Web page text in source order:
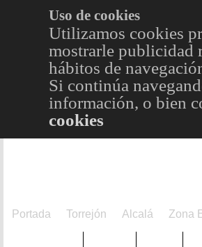
Uso de cookies
Utilizamos cookies
mostrarle publicidad
hábitos de
Si continúa
información, o bien
cookies
Portada Torrejón Alcalá Zona